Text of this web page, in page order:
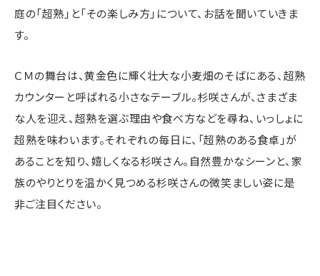
庭の「超熟」と「その楽しみ方」について、お話を聞いていきま
す。
ＣＭの舞台は、黄金色に輝く壮大な小麦畑のそばにある、超熟
カウンターと呼ばれる小さなテーブル。杉咲さんが、さまざま
な人を迎え、超熟を選ぶ理由や食べ方などを尋ね、いっしょに
超熟を味わいます。それぞれの毎日に、「超熟のある食卓」が
あることを知り、嬉しくなる杉咲さん。自然豊かなシーンと、家
族のやりとりを温かく見つめる杉咲さんの微笑ましい姿に是
非ご注目ください。